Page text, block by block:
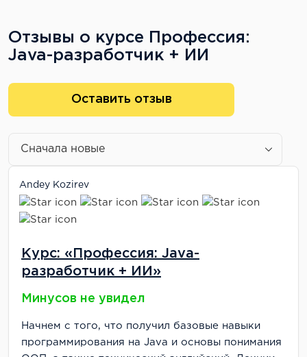
Отзывы о курсе Профессия:
Java-разработчик + ИИ
Оставить отзыв
Andey Kozirev
Курс: «Профессия: Java-
разработчик + ИИ»
Минусов не увидел
Начнем с того, что получил базовые навыки
программирования на Java и основы понимания